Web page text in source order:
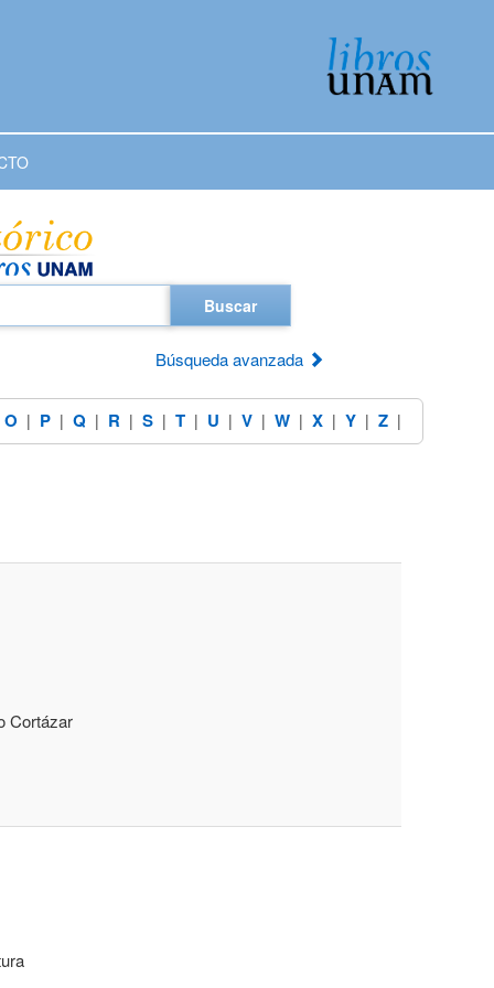
Buscar
Búsqueda avanzada
O | P | Q | R | S | T | U | V | W | X | Y | Z |
Cortázar